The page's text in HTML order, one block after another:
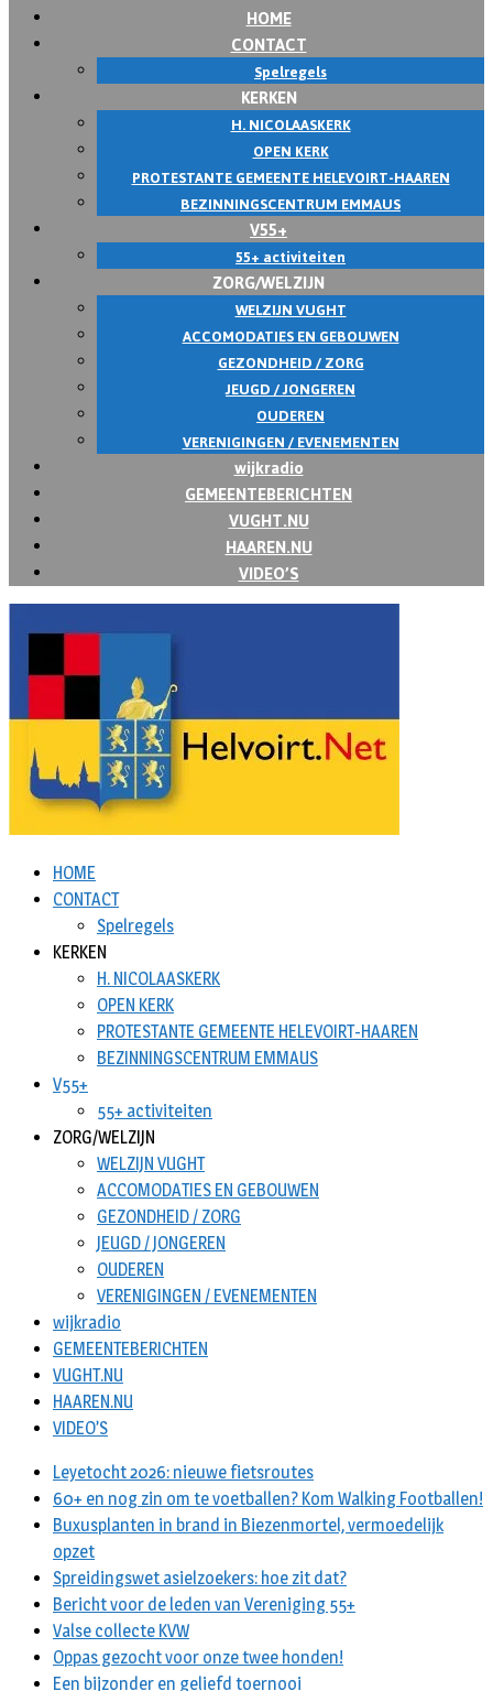
HOME
CONTACT
Spelregels
KERKEN
H. NICOLAASKERK
OPEN KERK
PROTESTANTE GEMEENTE HELEVOIRT-HAAREN
BEZINNINGSCENTRUM EMMAUS
V55+
55+ activiteiten
ZORG/WELZIJN
WELZIJN VUGHT
ACCOMODATIES EN GEBOUWEN
GEZONDHEID / ZORG
JEUGD / JONGEREN
OUDEREN
VERENIGINGEN / EVENEMENTEN
wijkradio
GEMEENTEBERICHTEN
VUGHT.NU
HAAREN.NU
VIDEO’S
HOME
CONTACT
Spelregels
KERKEN
H. NICOLAASKERK
OPEN KERK
PROTESTANTE GEMEENTE HELEVOIRT-HAAREN
BEZINNINGSCENTRUM EMMAUS
V55+
55+ activiteiten
ZORG/WELZIJN
WELZIJN VUGHT
ACCOMODATIES EN GEBOUWEN
GEZONDHEID / ZORG
JEUGD / JONGEREN
OUDEREN
VERENIGINGEN / EVENEMENTEN
wijkradio
GEMEENTEBERICHTEN
VUGHT.NU
HAAREN.NU
VIDEO’S
Leyetocht 2026: nieuwe fietsroutes
60+ en nog zin om te voetballen? Kom Walking Footballen!
Buxusplanten in brand in Biezenmortel, vermoedelijk
opzet
Spreidingswet asielzoekers: hoe zit dat?
Bericht voor de leden van Vereniging 55+
Valse collecte KVW
Oppas gezocht voor onze twee honden!
Een bijzonder en geliefd toernooi